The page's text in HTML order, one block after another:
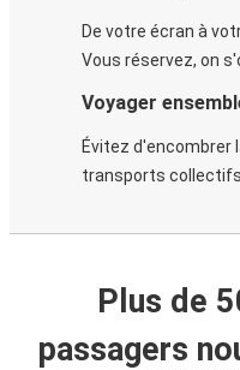
De votre écran à
Vous réservez, on
Voyager
Évitez d'encombrer
transports collectifs
Plus de
passagers